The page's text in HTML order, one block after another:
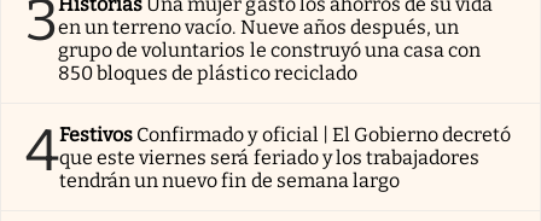
3en un terreno vacío. Nueve años después, un
grupo de voluntarios le construyó una casa con
850 bloques de plástico reciclado
4Festivos Confirmado y oficial | El Gobierno decretó
que este viernes será feriado y los trabajadores
tendrán un nuevo fin de semana largo